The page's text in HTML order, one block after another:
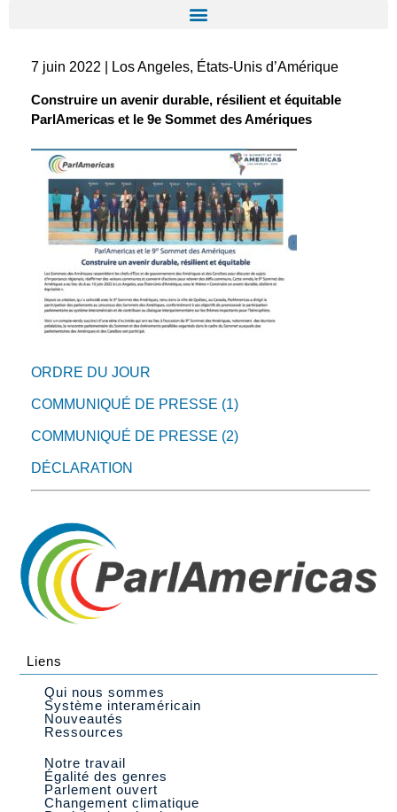
7 juin 2022 | Los Angeles, États-Unis d’Amérique
Construire un avenir durable, résilient et équitable
ParlAmericas et le 9e Sommet des Amériques
ORDRE DU JOUR
COMMUNIQUÉ DE PRESSE (1)
COMMUNIQUÉ DE PRESSE (2)
DÉCLARATION
Liens
Qui nous sommes
Système interaméricain
Nouveautés
Ressources
Notre travail
Égalité des genres
Parlement ouvert
Changement climatique